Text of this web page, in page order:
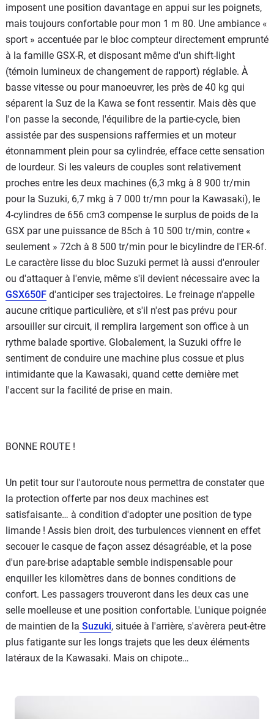
imposent une position davantage en appui sur les poignets,
mais toujours confortable pour mon 1 m 80. Une ambiance «
sport » accentuée par le bloc compteur directement emprunté
à la famille GSX-R, et disposant même d'un shift-light
(témoin lumineux de changement de rapport) réglable. À
basse vitesse ou pour manoeuvrer, les près de 40 kg qui
séparent la Suz de la Kawa se font ressentir. Mais dès que
l'on passe la seconde, l'équilibre de la partie-cycle, bien
assistée par des suspensions raffermies et un moteur
étonnamment plein pour sa cylindrée, efface cette sensation
de lourdeur. Si les valeurs de couples sont relativement
proches entre les deux machines (6,3 mkg à 8 900 tr/min
pour la Suzuki, 6,7 mkg à 7 000 tr/mn pour la Kawasaki), le
4-cylindres de 656 cm3 compense le surplus de poids de la
GSX par une puissance de 85ch à 10 500 tr/min, contre «
seulement » 72ch à 8 500 tr/min pour le bicylindre de l'ER-6f.
Le caractère lisse du bloc Suzuki permet là aussi d'enrouler
ou d'attaquer à l'envie, même s'il devient nécessaire avec la
GSX650F d'anticiper ses trajectoires. Le freinage n'appelle
aucune critique particulière, et s'il n'est pas prévu pour
arsouiller sur circuit, il remplira largement son office à un
rythme balade sportive. Globalement, la Suzuki offre le
sentiment de conduire une machine plus cossue et plus
intimidante que la Kawasaki, quand cette dernière met
l'accent sur la facilité de prise en main.
BONNE ROUTE !
Un petit tour sur l'autoroute nous permettra de constater que
la protection offerte par nos deux machines est
satisfaisante… à condition d'adopter une position de type
limande ! Assis bien droit, des turbulences viennent en effet
secouer le casque de façon assez désagréable, et la pose
d'un pare-brise adaptable semble indispensable pour
enquiller les kilomètres dans de bonnes conditions de
confort. Les passagers trouveront dans les deux cas une
selle moelleuse et une position confortable. L'unique poignée
de maintien de la Suzuki, située à l'arrière, s'avèrera peut-être
plus fatigante sur les longs trajets que les deux éléments
latéraux de la Kawasaki. Mais on chipote…